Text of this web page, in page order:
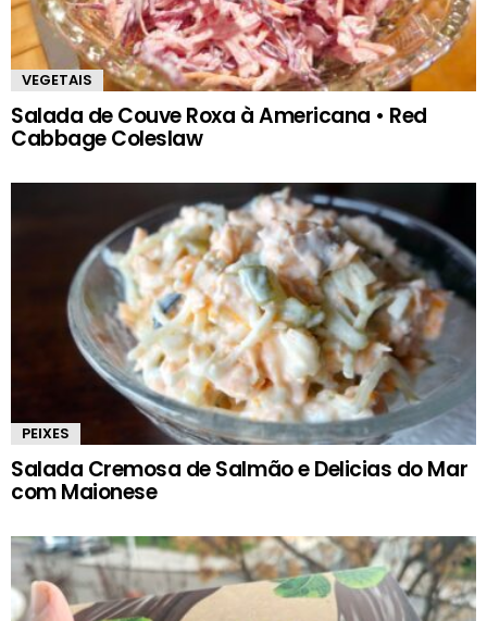
VEGETAIS
Salada de Couve Roxa à Americana • Red
Cabbage Coleslaw
PEIXES
Salada Cremosa de Salmão e Delicias do Mar
com Maionese